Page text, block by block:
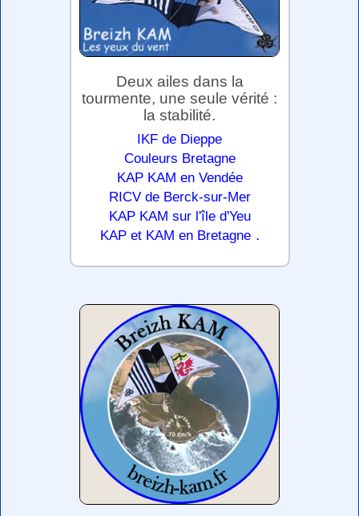
Deux ailes dans la
tourmente, une seule vérité :
la stabilité.
IKF de Dieppe
Couleurs Bretagne
KAP KAM en Vendée
RICV de Berck-sur-Mer
KAP KAM sur l'île d'Yeu
KAP et KAM en Bretagne .